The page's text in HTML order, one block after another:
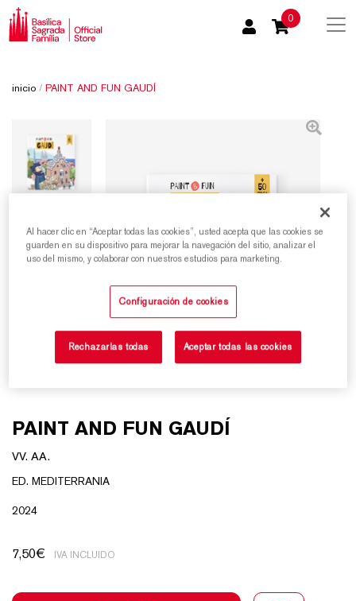
0
inicio / PAINT AND FUN GAUDÍ
PAINT AND FUN GAUDÍ
VV. AA.
ED. MEDITERRANIA
2024
7,50€ IVA INCLUIDO
Al hacer clic en “Aceptar todas las cookies”, usted acepta que las cookies se
guarden en su dispositivo para mejorar la navegación del sitio, analizar el
uso del mismo, y colaborar con nuestros estudios para marketing.
Configuración de cookies
Rechazarlas todas Aceptar todas las cookies